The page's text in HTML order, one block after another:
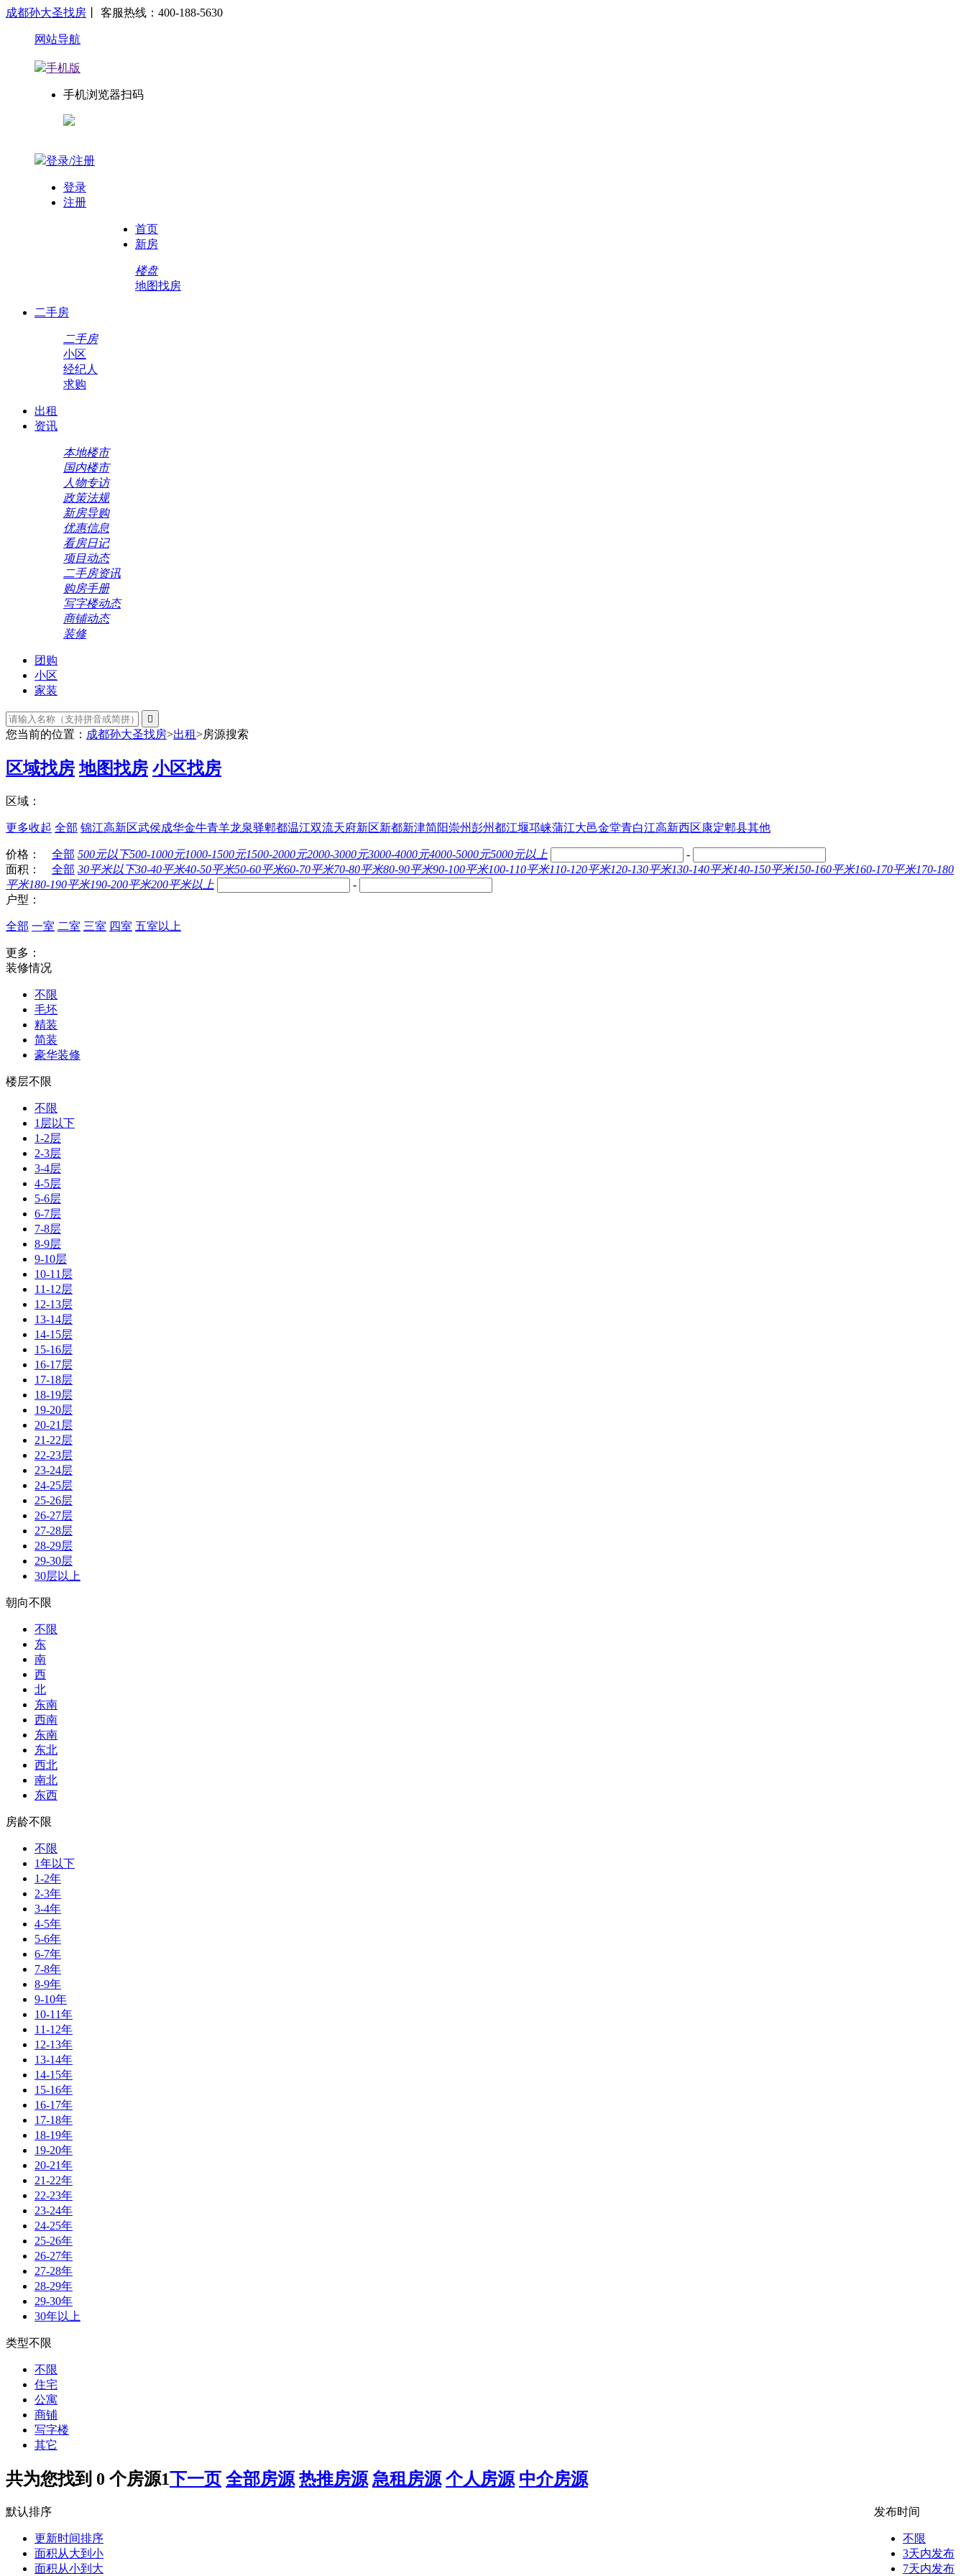
成都孙大圣找房 丨 客服热线：400-188-5630
网站导航
手机版
手机浏览器扫码
登录/注册
登录
注册
首页
新房
楼盘
地图找房
二手房
二手房
小区
经纪人
求购
出租
资讯
本地楼市
国内楼市
人物专访
政策法规
新房导购
优惠信息
看房日记
项目动态
二手房资讯
购房手册
写字楼动态
商铺动态
装修
团购
小区
家装

您当前的位置： 成都孙大圣找房>出租>房源搜索
区域找房 地图找房 小区找房
区域：
更多收起 全部 锦江高新区武侯成华金牛青羊龙泉驿郫都温江双流天府新区新都新津简阳崇州彭州都江堰邛崃蒲江大邑金堂青白江高新西区康定郫县其他
价格： 全部 500元以下500-1000元1000-1500元1500-2000元2000-3000元3000-4000元4000-5000元5000元以上
-
面积：
全部 30平米以下30-40平米40-50平米50-60平米60-70平米70-80平米80-90平米90-100平米100-110平米110-120平米120-130平米130-140平米140-150平米150-160平米160-170平米170-180
平米180-190平米190-200平米200平米以上
-
户型：
全部 一室 二室 三室 四室 五室以上
更多：
装修情况
不限
毛坯
精装
简装
豪华装修
楼层不限
不限
1层以下
1-2层
2-3层
3-4层
4-5层
5-6层
6-7层
7-8层
8-9层
9-10层
10-11层
11-12层
12-13层
13-14层
14-15层
15-16层
16-17层
17-18层
18-19层
19-20层
20-21层
21-22层
22-23层
23-24层
24-25层
25-26层
26-27层
27-28层
28-29层
29-30层
30层以上
朝向不限
不限
东
南
西
北
东南
西南
东南
东北
西北
南北
东西
房龄不限
不限
1年以下
1-2年
2-3年
3-4年
4-5年
5-6年
6-7年
7-8年
8-9年
9-10年
10-11年
11-12年
12-13年
13-14年
14-15年
15-16年
16-17年
17-18年
18-19年
19-20年
20-21年
21-22年
22-23年
23-24年
24-25年
25-26年
26-27年
27-28年
28-29年
29-30年
30年以上
类型不限
不限
住宅
公寓
商铺
写字楼
其它
共为您找到 0 个房源1下一页 全部房源 热推房源 急租房源 个人房源 中介房源
发布时间
不限
3天内发布
7天内发布
默认排序
更新时间排序
面积从大到小
面积从小到大